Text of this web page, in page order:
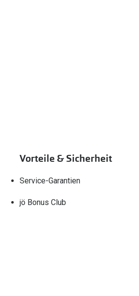
Vorteile & Sicherheit
Service-Garantien
jö Bonus Club